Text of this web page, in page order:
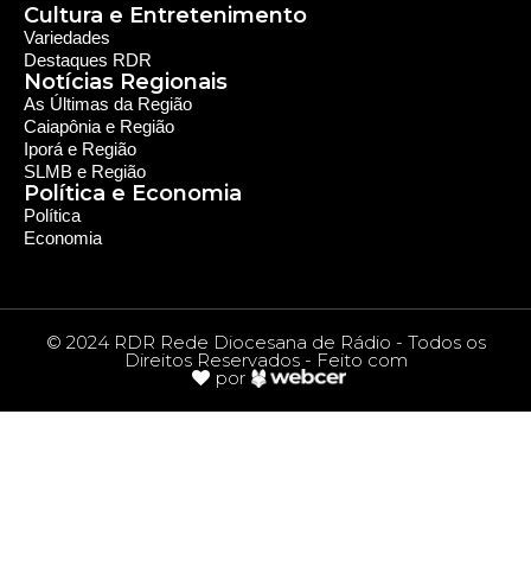
Cultura e Entretenimento
Política e Economia
Notícias Regionais
Política
Economia
As Últimas da Região
Caiapônia e Região
Iporá e Região
SLMB e Região
Variedades
Destaques RDR
© 2024 RDR Rede Diocesana de Rádio - Todos os
Direitos Reservados - Feito com
por